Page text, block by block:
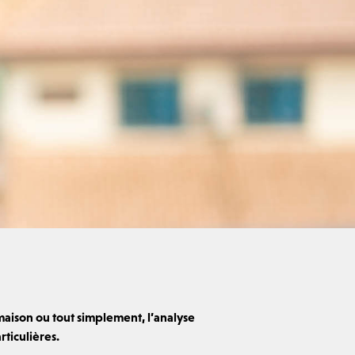
ou tout simplement, l’analyse